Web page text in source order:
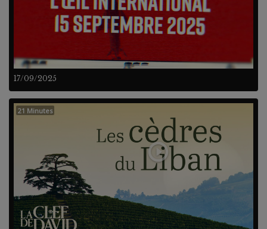
17/09/2025
21 Minutes